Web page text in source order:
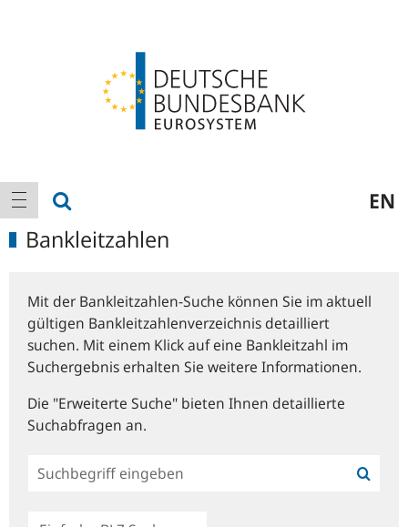
Hauptnavigation
Navigation anzeigen EN
Bankleitzahlen
Mit der Bankleitzahlen-Suche können Sie im aktuell
gültigen Bankleitzahlenverzeichnis detailliert
suchen. Mit einem Klick auf eine Bankleitzahl im
Suchergebnis erhalten Sie weitere Informationen.
Die "Erweiterte Suche" bieten Ihnen detaillierte
Suchabfragen an.
Einfache